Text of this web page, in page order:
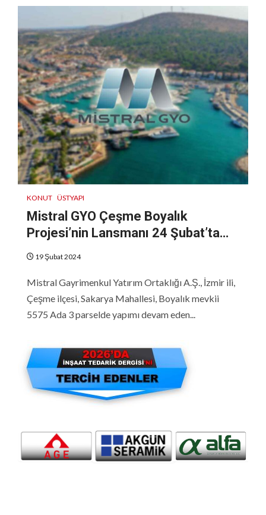
KONUT ÜSTYAPI
Mistral GYO Çeşme Boyalık
Projesi’nin Lansmanı 24 Şubat’ta…
19 Şubat 2024
Mistral Gayrimenkul Yatırım Ortaklığı A.Ş., İzmir ili,
Çeşme ilçesi, Sakarya Mahallesi, Boyalık mevkii
5575 Ada 3 parselde yapımı devam eden...